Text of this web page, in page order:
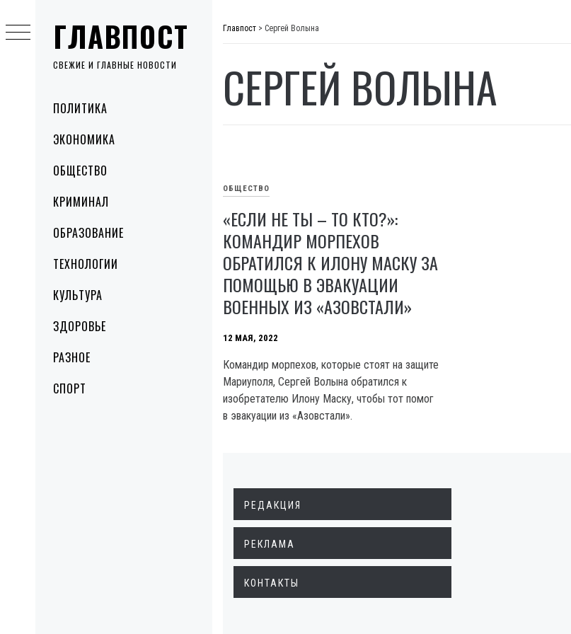
ГЛАВПОСТ
СВЕЖИЕ И ГЛАВНЫЕ НОВОСТИ
MenuПОЛИТИКА
ЭКОНОМИКА
ОБЩЕСТВО
КРИМИНАЛ
ОБРАЗОВАНИЕ
ТЕХНОЛОГИИ
КУЛЬТУРА
ЗДОРОВЬЕ
РАЗНОЕ
СПОРТ
to
content
Главпост > Сергей Волына
СЕРГЕЙ ВОЛЫНА
ОБЩЕСТВО
«ЕСЛИ НЕ ТЫ – ТО КТО?»:
КОМАНДИР МОРПЕХОВ
ОБРАТИЛСЯ К ИЛОНУ МАСКУ ЗА
ПОМОЩЬЮ В ЭВАКУАЦИИ
ВОЕННЫХ ИЗ «АЗОВСТАЛИ»
12 МАЯ, 2022
Командир морпехов, которые стоят на защите
Мариуполя, Сергей Волына обратился к
изобретателю Илону Маску, чтобы тот помог
в эвакуации из «Азовстали».
РЕДАКЦИЯ
РЕКЛАМА
КОНТАКТЫ